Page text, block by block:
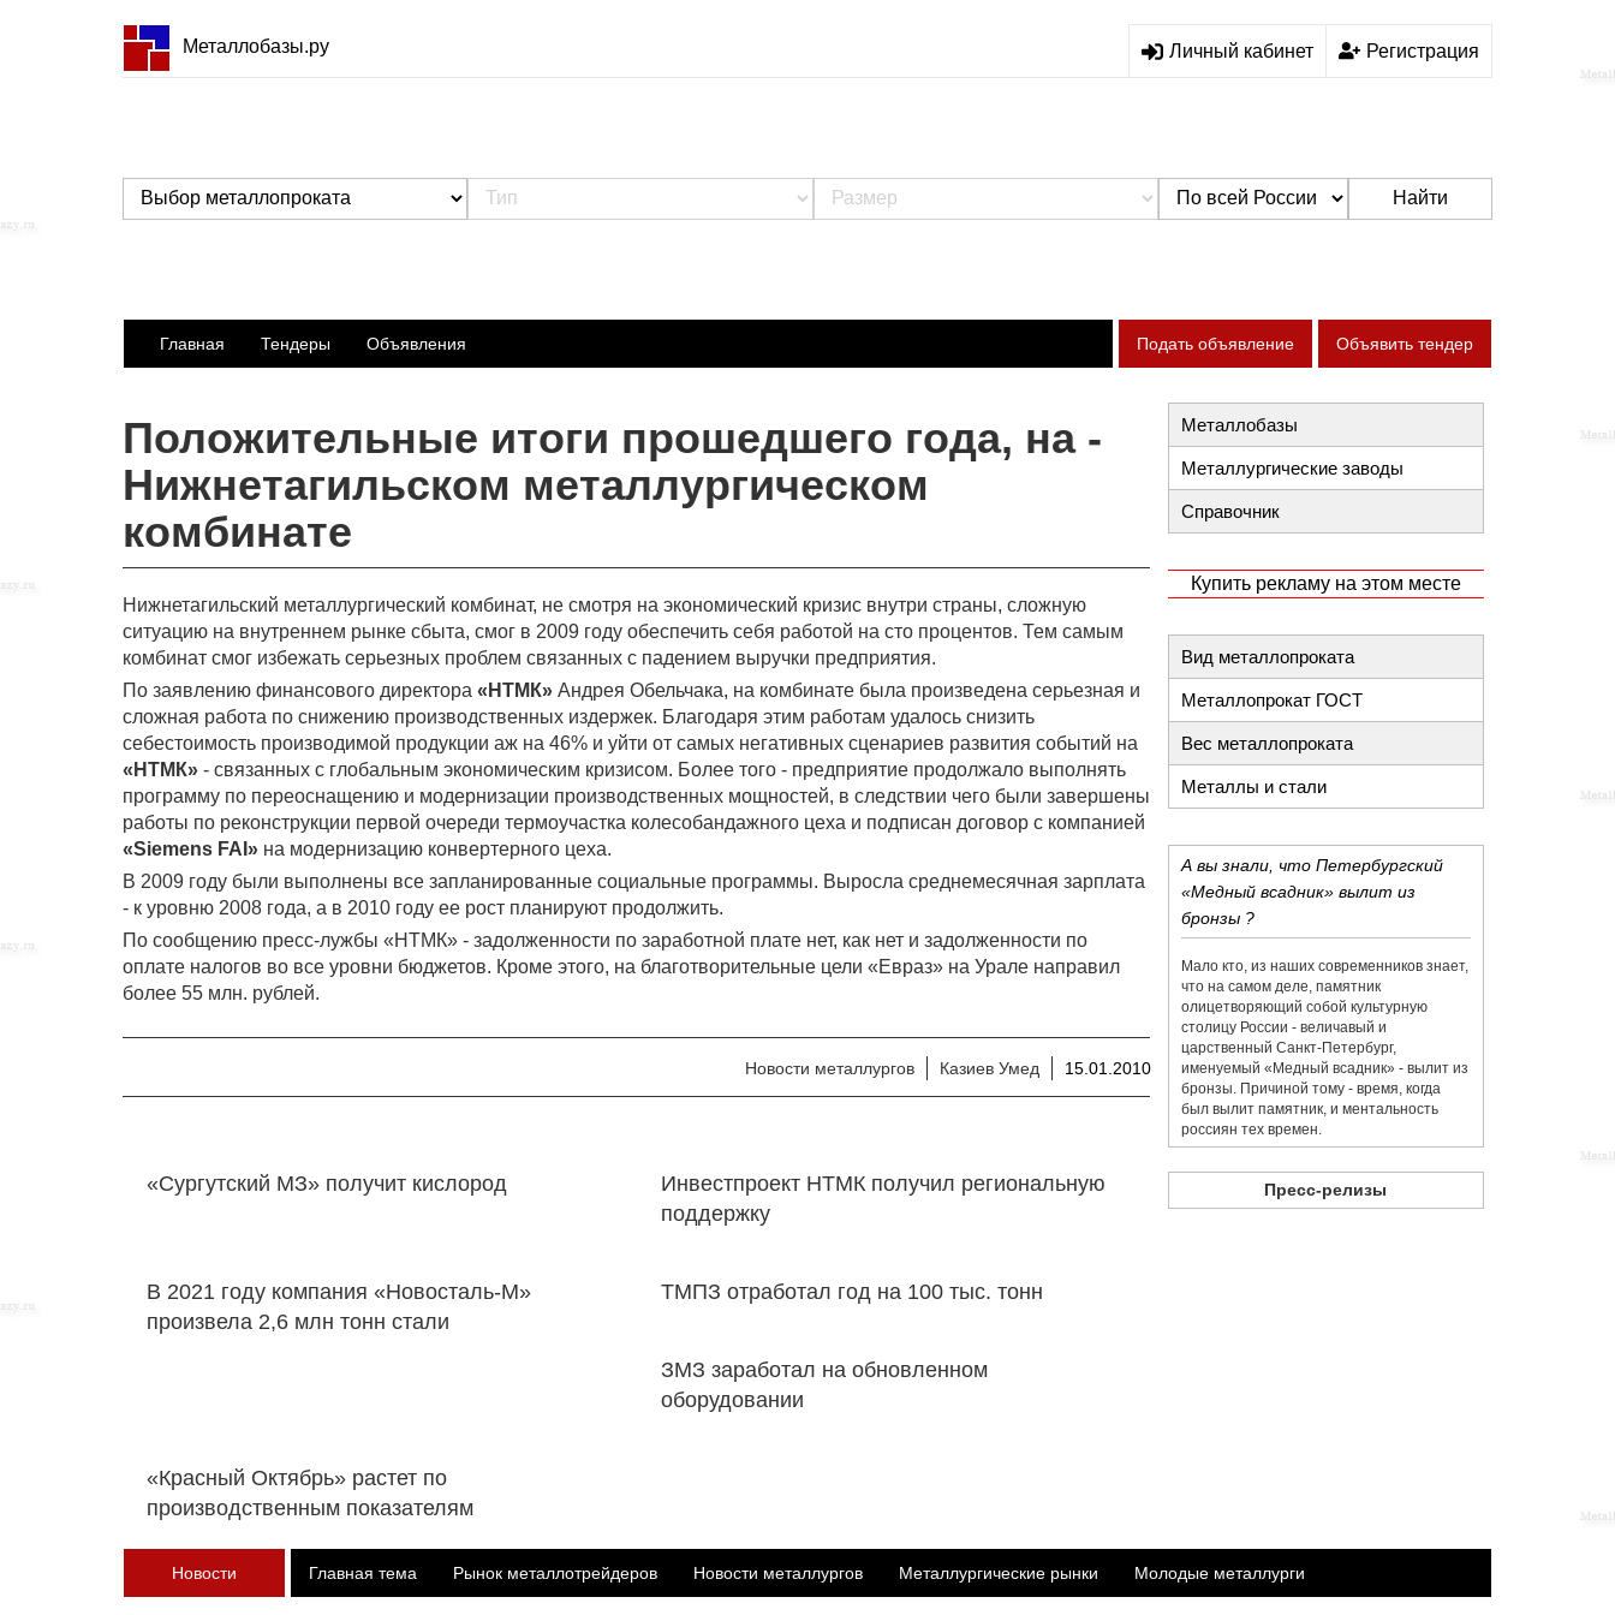
Металлобазы.ру Личный кабинет Регистрация
Найти
Главная Тендеры Объявления Подать объявление Объявить тендер
Положительные итоги прошедшего года, на -
Нижнетагильском металлургическом
комбинате
Нижнетагильский металлургический комбинат, не смотря на экономический кризис внутри страны, сложную
ситуацию на внутреннем рынке сбыта, смог в 2009 году обеспечить себя работой на сто процентов. Тем самым
комбинат смог избежать серьезных проблем связанных с падением выручки предприятия.
По заявлению финансового директора «НТМК» Андрея Обельчака, на комбинате была произведена серьезная и
сложная работа по снижению производственных издержек. Благодаря этим работам удалось снизить
себестоимость производимой продукции аж на 46% и уйти от самых негативных сценариев развития событий на
«НТМК» - связанных с глобальным экономическим кризисом. Более того - предприятие продолжало выполнять
программу по переоснащению и модернизации производственных мощностей, в следствии чего были завершены
работы по реконструкции первой очереди термоучастка колесобандажного цеха и подписан договор с компанией
«Siemens FAI» на модернизацию конвертерного цеха.
В 2009 году были выполнены все запланированные социальные программы. Выросла среднемесячная зарплата
- к уровню 2008 года, а в 2010 году ее рост планируют продолжить.
По сообщению пресс-лужбы «НТМК» - задолженности по заработной плате нет, как нет и задолженности по
оплате налогов во все уровни бюджетов. Кроме этого, на благотворительные цели «Евраз» на Урале направил
более 55 млн. рублей.
Новости металлургов Казиев Умед 15.01.2010
«Сургутский МЗ» получит кислород
Инвестпроект НТМК получил региональную
поддержку
В 2021 году компания «Новосталь-М»
произвела 2,6 млн тонн стали
ТМПЗ отработал год на 100 тыс. тонн
ЗМЗ заработал на обновленном
оборудовании
«Красный Октябрь» растет по
производственным показателям
Металлобазы
Металлургические заводы
Справочник
Купить рекламу на этом месте
Вид металлопроката
Металлопрокат ГОСТ
Вес металлопроката
Металлы и стали
А вы знали, что Петербургский
«Медный всадник» вылит из
бронзы ?
Мало кто, из наших современников знает,
что на самом деле, памятник
олицетворяющий собой культурную
столицу России - величавый и
царственный Санкт-Петербург,
именуемый «Медный всадник» - вылит из
бронзы. Причиной тому - время, когда
был вылит памятник, и ментальность
россиян тех времен.
Пресс-релизы
Новости Главная тема Рынок металлотрейдеров Новости металлургов Металлургические рынки Молодые металлурги